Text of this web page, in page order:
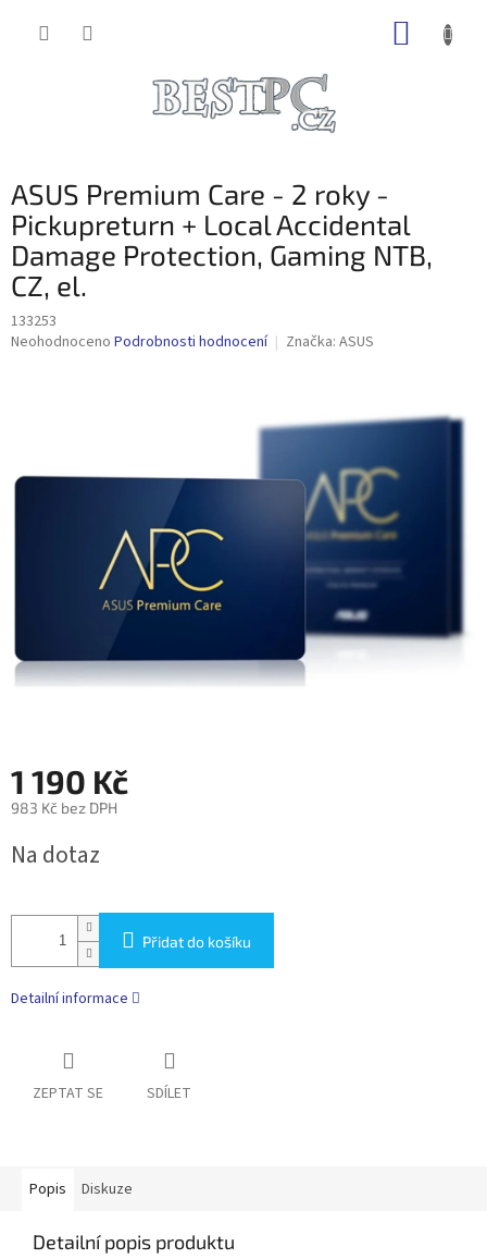
ASUS Premium Care - 2 roky -
Pickupreturn + Local Accidental
Damage Protection, Gaming NTB,
CZ, el.
133253
Průměrné
hvězdiček.
Neohodnoceno Podrobnosti hodnocení Značka: ASUS
1 190 Kč
983 Kč bez DPH
cena:
Na dotaz
Přidat do košíku
Detailní informace
ZEPTAT SE SDÍLET
Popis Diskuze
Detailní popis produktu